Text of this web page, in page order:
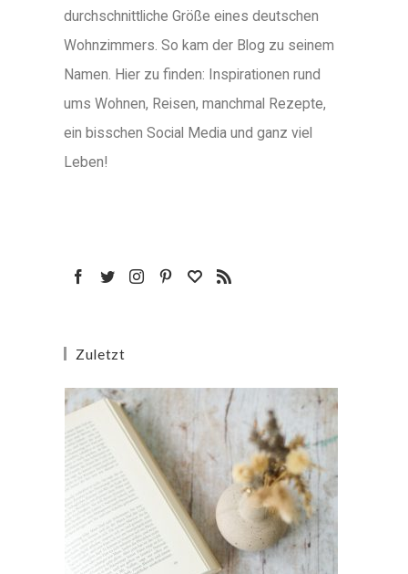
durchschnittliche Größe eines deutschen
Wohnzimmers. So kam der Blog zu seinem
Namen. Hier zu finden: Inspirationen rund
ums Wohnen, Reisen, manchmal Rezepte,
ein bisschen Social Media und ganz viel
Leben!
Zuletzt